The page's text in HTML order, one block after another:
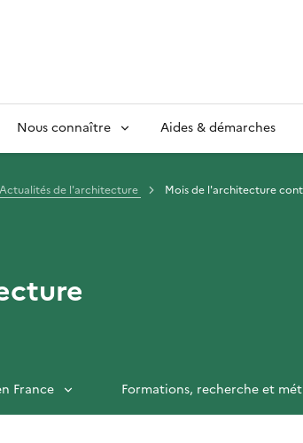
Nous connaître Aides & démarches
Actualités de l'architecture Mois de l'architecture
France Formations, recherche et